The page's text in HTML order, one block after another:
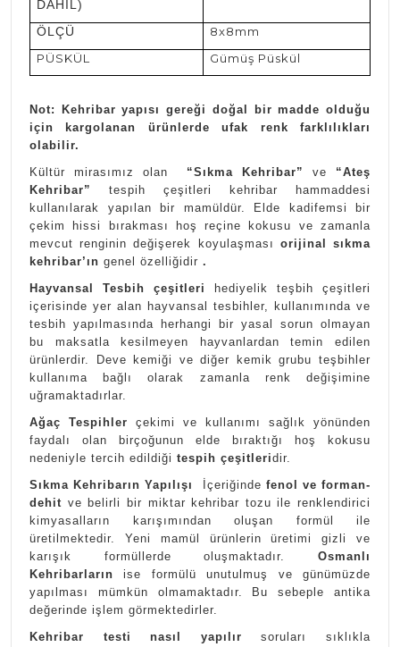
DAHİL)
ÖLÇÜ
8x8mm
PÜSKÜL
Gümüş Püskül
Not: Kehribar yapısı gereği doğal bir madde olduğu
için kargolanan ürünlerde ufak renk farklılıkları
olabilir.
Kültür mirasımız olan “Sıkma Kehribar” ve “Ateş
Kehribar” tespih çeşitleri kehribar hammaddesi
kullanılarak yapılan bir mamüldür. Elde kadifemsi bir
çekim hissi bırakması hoş reçine kokusu ve zamanla
mevcut renginin değişerek koyulaşması orijinal sıkma
kehribar’ın genel özelliğidir .
Hayvansal Tesbih çeşitleri
hediyelik teşbih çeşitleri
içerisinde yer alan hayvansal tesbihler, kullanımında ve
tesbih yapılmasında herhangi bir yasal sorun olmayan
bu maksatla kesilmeyen hayvanlardan temin edilen
ürünlerdir. Deve kemiği ve diğer kemik grubu teşbihler
kullanıma bağlı olarak zamanla renk değişimine
uğramaktadırlar.
Ağaç Tespihler çekimi ve kullanımı sağlık yönünden
faydalı olan birçoğunun elde bıraktığı hoş kokusu
nedeniyle tercih edildiği tespih çeşitleridir.
Sıkma Kehribarın Yapılışı
İçeriğinde fenol ve forman-
dehit ve belirli bir miktar kehribar tozu ile renklendirici
kimyasalların karışımından oluşan formül ile
üretilmektedir. Yeni mamül ürünlerin üretimi gizli ve
karışık formüllerde oluşmaktadır. Osmanlı
Kehribarların ise formülü unutulmuş ve günümüzde
yapılması mümkün olmamaktadır. Bu sebeple antika
değerinde işlem görmektedirler.
Kehribar testi nasıl yapılır soruları sıklıkla